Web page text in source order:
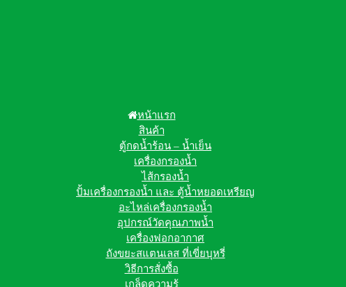
หน้าแรก
สินค้า
ตู้กดน้ำร้อน – น้ำเย็น
เครื่องกรองน้ำ
ไส้กรองน้ำ
ปั้มเครื่องกรองน้ำ และ ตู้น้ำหยอดเหรียญ
อะไหล่เครื่องกรองน้ำ
อุปกรณ์วัดคุณภาพน้ำ
เครื่องฟอกอากาศ
ถังขยะสแตนเลส ที่เขี่ยบุหรี่
วิธีการสั่งซื้อ
เกล็ดความรู้